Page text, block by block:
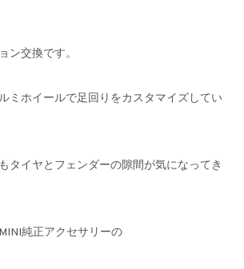
ン交換です。
ミホイールで足回りをカスタマイズしてい
タイヤとフェンダーの隙間が気になってき
純正アクセサリーの